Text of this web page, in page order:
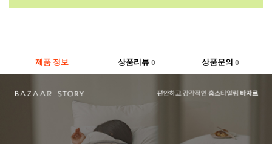
제품 정보 상품리뷰 0 상품문의0